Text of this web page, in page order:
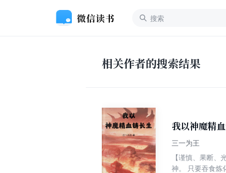
相关作者的搜索结果
我以神魔精
三一为王
【谨慎、果断
神。 只要吞食炼